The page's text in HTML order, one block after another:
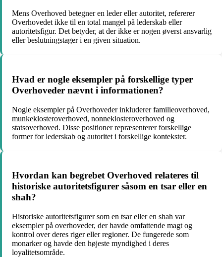
Mens Overhoved betegner en leder eller autoritet, refererer
Overhovedet ikke til en total mangel på lederskab eller
autoritetsfigur. Det betyder, at der ikke er nogen øverst ansvarlig
eller beslutningstager i en given situation.
Hvad er nogle eksempler på forskellige typer
Overhoveder nævnt i informationen?
Nogle eksempler på Overhoveder inkluderer familieoverhoved,
munkeklosteroverhoved, nonneklosteroverhoved og
statsoverhoved. Disse positioner repræsenterer forskellige
former for lederskab og autoritet i forskellige kontekster.
Hvordan kan begrebet Overhoved relateres til
historiske autoritetsfigurer såsom en tsar eller en
shah?
Historiske autoritetsfigurer som en tsar eller en shah var
eksempler på overhoveder, der havde omfattende magt og
kontrol over deres riger eller regioner. De fungerede som
monarker og havde den højeste myndighed i deres
loyalitetsområde.